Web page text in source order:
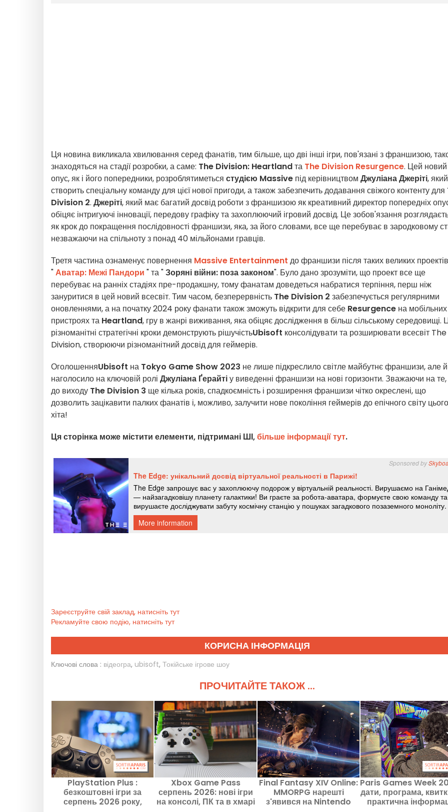
Ця новина викликала хвилювання серед фанатів, тим більше, що дві інші ігри, пов'язані з франшизою,
знаходяться на стадії розробки, а саме: The Division: Heartlandта The Division Resurgence. Цей новий
опус, як і його попередники, розроблятиметься студією Massive під керівництвом Джуліана Джеріті, який
створить спеціальну команду для цієї нової пригоди, а також забезпечить додавання свіжого контенту для
Division 2. Джеріті, який має багатий досвід роботи з франшизою як креативний директор попередніх
обіцяє інтригуючі інновації, передову графіку та захоплюючий ігровий досвід. Це зобов'язання
як крок до покращення послідовності франшизи, яка, за його словами, все ще перебуває в зародковому
незважаючи на спільноту з понад 40 мільйонами гравців.
Третя частина ознаменує повернення Massive Entertainment до франшизи після таких великих
"Аватар: Межі Пандори " та "Зоряні війни: поза законом". Було дано зрозуміти, що проект все ще
перебуває на ранніх стадіях пре-продакшну, тому фанатам доведеться набратися терпіння, перш ніж
зануритися в цей новий всесвіт. Тим часом, безперервність The Division 2 забезпечується регулярними
оновленнями, а на початку 2024 року фанати також зможуть відкрити для себе Resurgence на мобільних
пристроях та Heartland, гру в жанрі виживання, яка обіцяє дослідження в більш сільському середовищі.
різноманітні стратегічні кроки демонструють рішучістьUbisoft консолідувати та розширювати всесвіт The
Division, створюючи різноманітний досвід для геймерів.
ОголошенняUbisoft на Tokyo Game Show 2023 не лише підкреслило світле майбутнє франшизи, але й
наголосило на ключовій ролі Джуліана Ґерайтіу виведенні франшизи на нові горизонти. Зважаючи на
до виходу The Division 3 ще кілька років, спадкоємність і розширення франшизи чітко окреслені, що
дозволить зацікавити палких фанатів і, можливо, залучити нове покоління геймерів до епічного світу цього
хіта!
Ця сторінка може містити елементи, підтримані ШІ,більше інформації тут.
Зареєструйте свій заклад, натисніть тут
Рекламуйте свою подію, натисніть тут
КОРИСНА ІНФОРМАЦІЯ
Ключові слова : відеогра, ubisoft, Токійське ігрове шоу
ПРОЧИТАЙТЕ ТАКОЖ ...
PlayStation Plus :
безкоштовні ігри за
серпень 2026 року,
Xbox Game Pass
серпень 2026: нові ігри
на консолі, ПК та в хмарі
Final Fantasy XIV Online:
MMORPG нарешті
з'явився на Nintendo
Paris Games Week
дати, програма,
практична